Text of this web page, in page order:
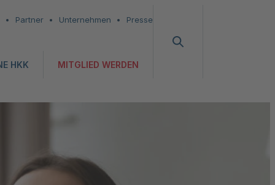
Partner Unternehmen Presse
HKK MITGLIED WERDEN